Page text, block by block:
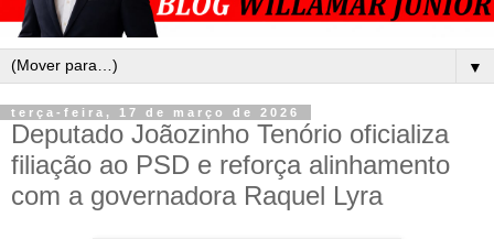
▼
terça-feira, 17 de março de 2026
Deputado Joãozinho Tenório oficializa
filiação ao PSD e reforça alinhamento
com a governadora Raquel Lyra